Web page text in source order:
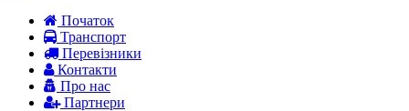
Початок
Транспорт
Перевiзники
Контакти
Про нас
Партнери